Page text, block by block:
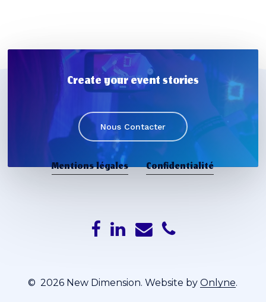
Voir Le Panier Commander
Create your event stories
Nous Contacter
Mentions légales Confidentialité
©2026 New Dimension. Website byOnlyne.